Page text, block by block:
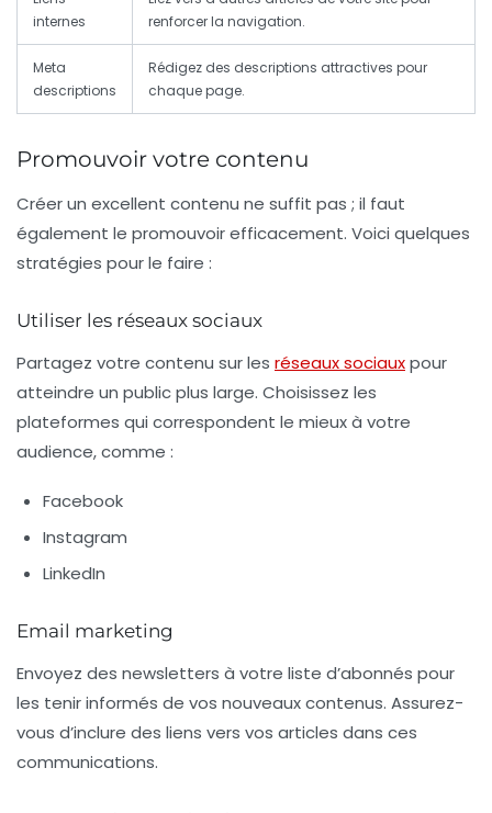
internes
renforcer la navigation.
Meta
descriptions
Rédigez des descriptions attractives pour
chaque page.
Promouvoir votre contenu
Créer un excellent contenu ne suffit pas ; il faut
également le promouvoir efficacement. Voici quelques
stratégies pour le faire :
Utiliser les réseaux sociaux
Partagez votre contenu sur les réseaux sociauxpour
atteindre un public plus large. Choisissez les
plateformes qui correspondent le mieux à votre
audience, comme :
Facebook
Instagram
LinkedIn
Email marketing
Envoyez des newsletters à votre liste d’abonnés pour
les tenir informés de vos nouveaux contenus. Assurez-
vous d’inclure des liens vers vos articles dans ces
communications.